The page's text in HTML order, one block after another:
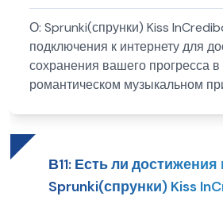
О: Sprunki(спрунки) Kiss
подключения к интернету для
сохранения вашего прогресса в
романтическом музыкальном
В11: Есть ли достижения
Sprunki(спрунки) Kiss